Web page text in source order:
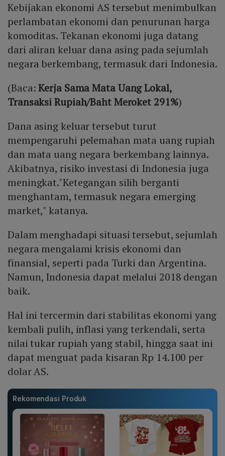
Kebijakan ekonomi AS tersebut menimbulkan
perlambatan ekonomi dan penurunan harga
komoditas. Tekanan ekonomi juga datang
dari aliran keluar dana asing pada sejumlah
negara berkembang, termasuk dari Indonesia.
(Baca:Kerja Sama Mata Uang Lokal,
Transaksi Rupiah/Baht Meroket 291%)
Dana asing keluar tersebut turut
mempengaruhi pelemahan mata uang rupiah
dan mata uang negara berkembang lainnya.
Akibatnya, risiko investasi di Indonesia juga
meningkat."Ketegangan silih berganti
menghantam, termasuk negara emerging
market," katanya.
Dalam menghadapi situasi tersebut, sejumlah
negara mengalami krisis ekonomi dan
finansial, seperti pada Turki dan Argentina.
Namun, Indonesia dapat melalui 2018 dengan
baik.
Hal ini tercermin dari stabilitas ekonomi yang
kembali pulih, inflasi yang terkendali, serta
nilai tukar rupiah yang stabil, hingga saat ini
dapat menguat pada kisaran Rp 14.100 per
dolar AS.
Rekomendasi Produk